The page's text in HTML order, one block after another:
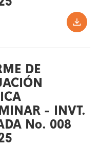
DE
- INVT.
No. 008